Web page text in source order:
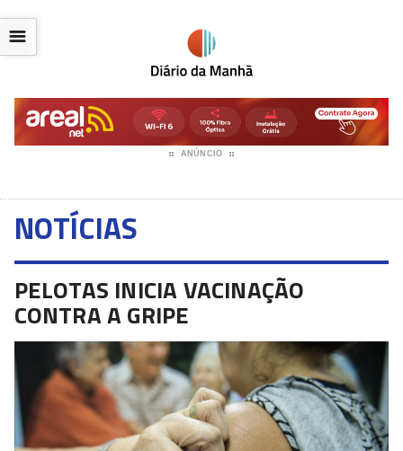
ANÚNCIO
☰
NOTÍCIAS
PELOTAS INICIA VACINAÇÃO
CONTRA A GRIPE